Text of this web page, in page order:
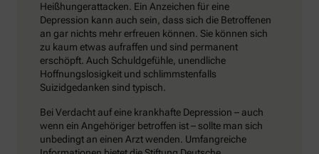
Heißhungerattacken. Ein Anzeichen für eine
Depression kann auch sein, dass sich die Betroffenen
an gar nichts mehr erfreuen können. Sie können sich
zu kaum etwas aufraffen und sind permanent
erschöpft. Auch Schuldgefühle, unendliche
Hoffnungslosigkeit und schlimmstenfalls
Suizidgedanken sind typisch.
Bei Verdacht auf eine krankhafte Depression – auch
wenn ein Angehöriger betroffen ist – sollte man sich
unbedingt an einen Arzt wenden. Umfangreiche